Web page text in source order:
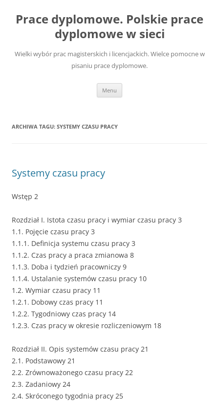
treści
Prace dyplomowe. Polskie prace
dyplomowe w sieci
Wielki wybór prac magisterskich i licencjackich. Wielce pomocne w
pisaniu prace dyplomowe.
Menu
ARCHIWA TAGU: SYSTEMY CZASU PRACY
Systemy czasu pracy
Wstęp 2
Rozdział I. Istota czasu pracy i wymiar czasu pracy 3
1.1. Pojęcie czasu pracy 3
1.1.1. Definicja systemu czasu pracy 3
1.1.2. Czas pracy a praca zmianowa 8
1.1.3. Doba i tydzień pracowniczy 9
1.1.4. Ustalanie systemów czasu pracy 10
1.2. Wymiar czasu pracy 11
1.2.1. Dobowy czas pracy 11
1.2.2. Tygodniowy czas pracy 14
1.2.3. Czas pracy w okresie rozliczeniowym 18
Rozdział II. Opis systemów czasu pracy 21
2.1. Podstawowy 21
2.2. Zrównoważonego czasu pracy 22
2.3. Zadaniowy 24
2.4. Skróconego tygodnia pracy 25